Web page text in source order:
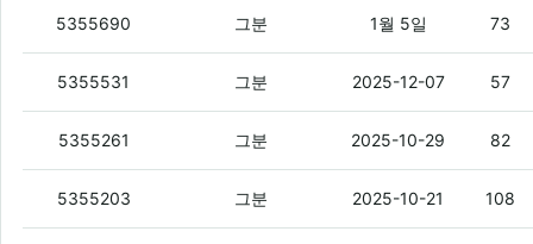
5355690 커서 auto 이제 종량제네.. gpt5 nano를
그분 1월 5일 73
5355531 TV에서 쿠팡 개인정보 유출 관련 전문가
그분 2025-12-07 57
5355261 아 enum 떄문에 짜증난다 ㅠㅠ
그분 2025-10-29 82
5355203 국내 프로젝트에서 디비 컬럼 및 변수에
그분 2025-10-21 108